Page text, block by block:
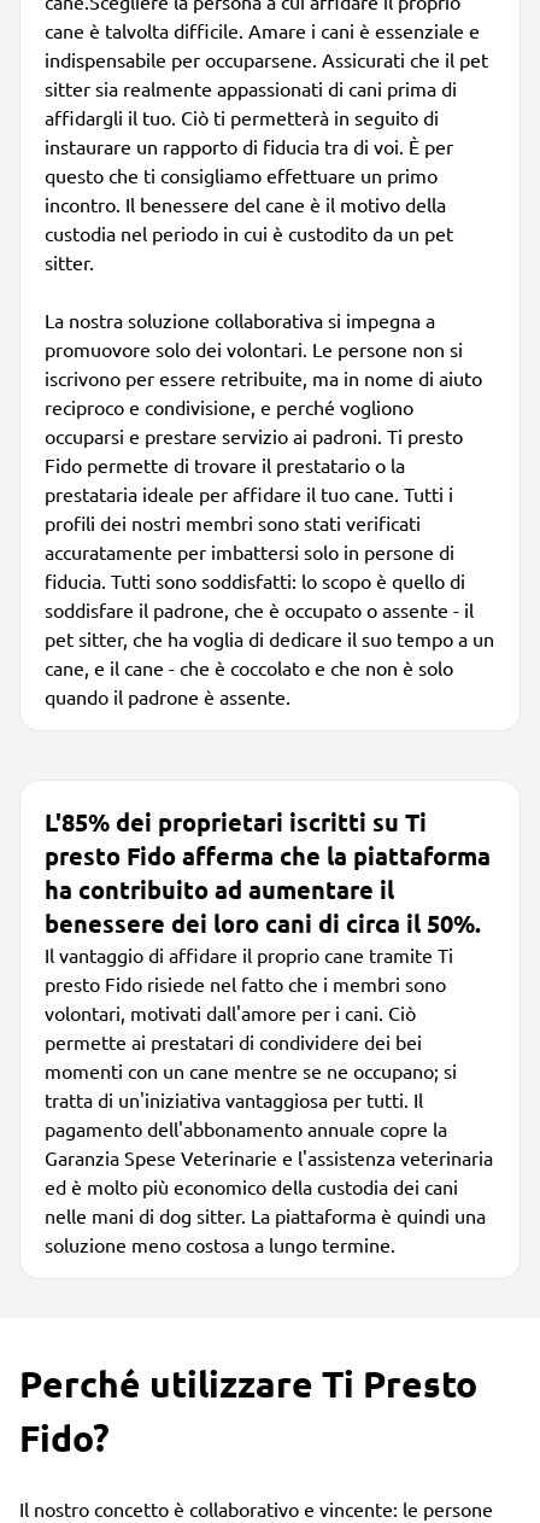
cane è talvolta difficile. Amare i cani è essenziale e
indispensabile per occuparsene. Assicurati che il pet
sitter sia realmente appassionati di cani prima di
affidargli il tuo. Ciò ti permetterà in seguito di
instaurare un rapporto di fiducia tra di voi. È per
questo che ti consigliamo effettuare un primo
incontro. Il benessere del cane è il motivo della
custodia nel periodo in cui è custodito da un pet
sitter.
La nostra soluzione collaborativa si impegna a
promuovore solo dei volontari. Le persone non si
iscrivono per essere retribuite, ma in nome di aiuto
reciproco e condivisione, e perché vogliono
occuparsi e prestare servizio ai padroni. Ti presto
Fido permette di trovare il prestatario o la
prestataria ideale per affidare il tuo cane. Tutti i
profili dei nostri membri sono stati verificati
accuratamente per imbattersi solo in persone di
fiducia. Tutti sono soddisfatti: lo scopo è quello di
soddisfare il padrone, che è occupato o assente - il
pet sitter, che ha voglia di dedicare il suo tempo a un
cane, e il cane - che è coccolato e che non è solo
quando il padrone è assente.
L'85% dei proprietari iscritti su Ti
presto Fido afferma che la piattaforma
ha contribuito ad aumentare il
benessere dei loro cani di circa il 50%.
Il vantaggio di affidare il proprio cane tramite Ti
presto Fido risiede nel fatto che i membri sono
volontari, motivati dall'amore per i cani. Ciò
permette ai prestatari di condividere dei bei
momenti con un cane mentre se ne occupano; si
tratta di un'iniziativa vantaggiosa per tutti. Il
pagamento dell'abbonamento annuale copre la
Garanzia Spese Veterinarie e l'assistenza veterinaria
ed è molto più economico della custodia dei cani
nelle mani di dog sitter. La piattaforma è quindi una
soluzione meno costosa a lungo termine.
Perché utilizzare Ti Presto
Fido?
Il nostro concetto è collaborativo e vincente: le persone